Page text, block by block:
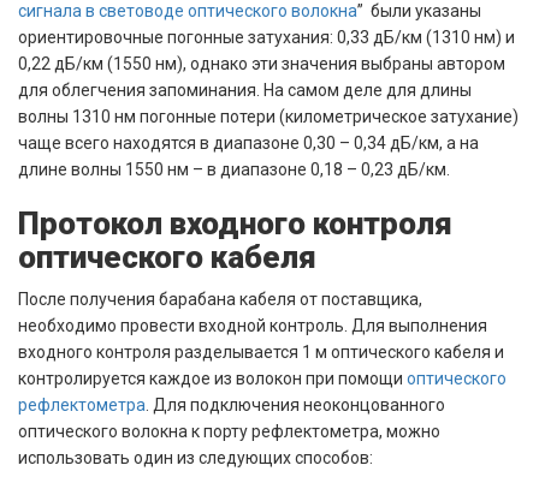
сигнала в световоде оптического волокна” были указаны
ориентировочные погонные затухания: 0,33 дБ/км (1310 нм) и
0,22 дБ/км (1550 нм), однако эти значения выбраны автором
для облегчения запоминания. На самом деле для длины
волны 1310 нм погонные потери (километрическое затухание)
чаще всего находятся в диапазоне 0,30 – 0,34 дБ/км, а на
длине волны 1550 нм – в диапазоне 0,18 – 0,23 дБ/км.
Протокол входного контроля
оптического кабеля
После получения барабана кабеля от поставщика,
необходимо провести входной контроль. Для выполнения
входного контроля разделывается 1 м оптического кабеля и
контролируется каждое из волокон при помощи оптического
рефлектометра . Для подключения неоконцованного
оптического волокна к порту рефлектометра, можно
использовать один из следующих способов: